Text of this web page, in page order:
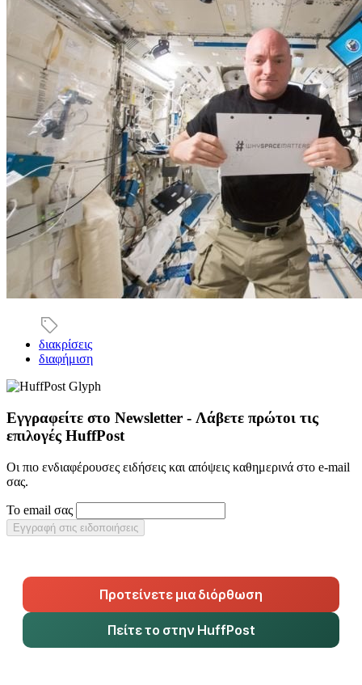
διακρίσεις
διαφήμιση
Εγγραφείτε στο Newsletter - Λάβετε πρώτοι τις
επιλογές HuffPost
Οι πιο ενδιαφέρουσες ειδήσεις και απόψεις καθημερινά στο e-mail
σας.
Το email σας
Εγγραφή στις ειδοποιήσεις
Προτείνετε μια διόρθωση
Πείτε το στην HuffPost